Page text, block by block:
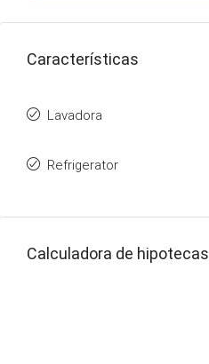
Características
Lavadora
Refrigerator
Calculadora de hipotecas